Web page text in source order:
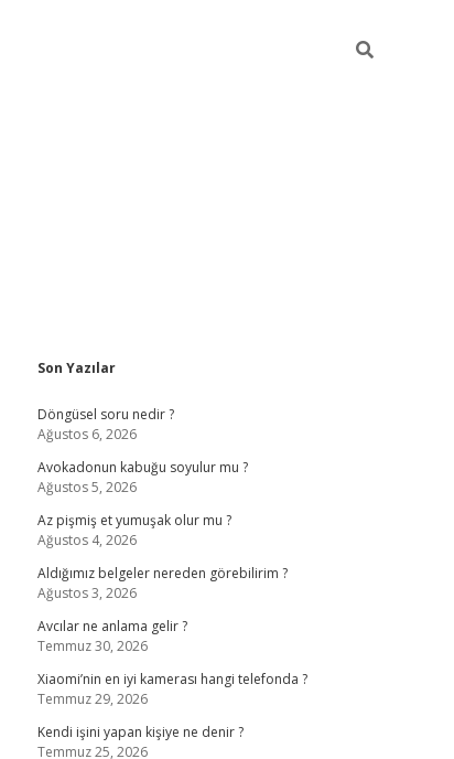
Sidebar
Son Yazılar
Döngüsel soru nedir ?
Ağustos 6, 2026
Avokadonun kabuğu soyulur mu ?
Ağustos 5, 2026
Az pişmiş et yumuşak olur mu ?
Ağustos 4, 2026
Aldığımız belgeler nereden görebilirim ?
Ağustos 3, 2026
Avcılar ne anlama gelir ?
Temmuz 30, 2026
Xiaomi’nin en iyi kamerası hangi telefonda ?
Temmuz 29, 2026
Kendi işini yapan kişiye ne denir ?
Temmuz 25, 2026